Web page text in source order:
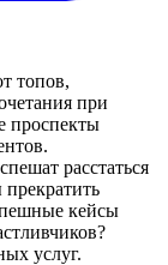
топов,
при
проспекты
расстаться
кейсы
услуг.